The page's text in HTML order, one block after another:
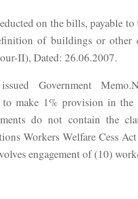
on the bills, payable
of buildings or other
II), Dated: 26.06.2007.
Government
make 1% provision in
do not contain the
Workers Welfare Cess
engagement of (10)